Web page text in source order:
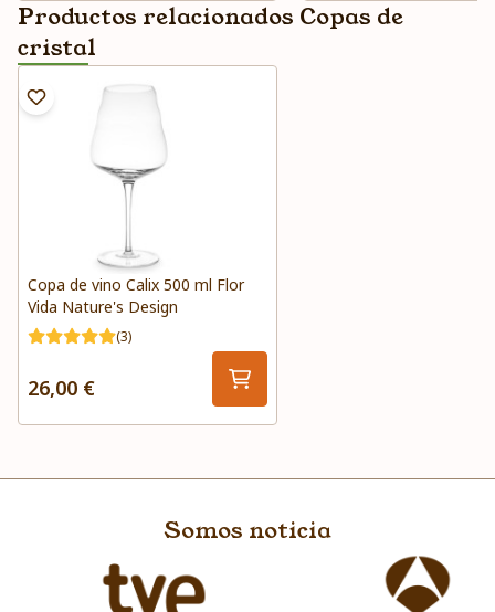
Productos relacionados Copas de
cristal
Copa de vino Calix 500 ml Flor
Vida Nature's Design
(3)
26,00 €
Somos noticia